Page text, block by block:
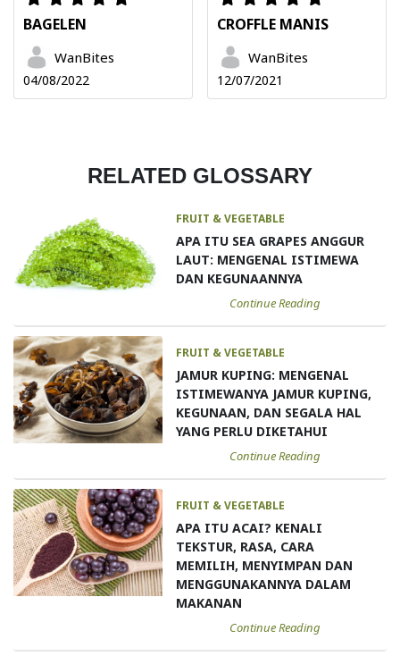
BAGELEN
WanBites
04/08/2022
CROFFLE MANIS
WanBites
12/07/2021
RELATED GLOSSARY
FRUIT & VEGETABLE
APA ITU SEA GRAPES ANGGUR
LAUT: MENGENAL ISTIMEWA
DAN KEGUNAANNYA
Continue Reading
FRUIT & VEGETABLE
JAMUR KUPING: MENGENAL
ISTIMEWANYA JAMUR KUPING,
KEGUNAAN, DAN SEGALA HAL
YANG PERLU DIKETAHUI
Continue Reading
FRUIT & VEGETABLE
APA ITU ACAI? KENALI
TEKSTUR, RASA, CARA
MEMILIH, MENYIMPAN DAN
MENGGUNAKANNYA DALAM
MAKANAN
Continue Reading